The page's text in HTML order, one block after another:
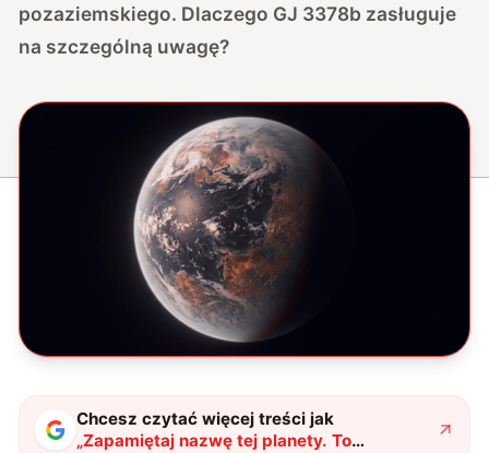
pozaziemskiego. Dlaczego GJ 3378b zasługuje
na szczególną uwagę?
Chcesz czytać więcej treści jak
„Zapamiętaj nazwę tej planety. To